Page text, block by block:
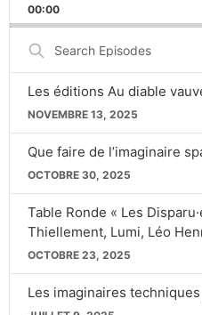
RATE
00:00
Search
Episodes
Les éditions Au diable
NOVEMBRE 13, 2025
Que faire de l’imaginaire
OCTOBRE 30, 2025
Table Ronde « Les
Thiellement, Lumi, Léo
OCTOBRE 23, 2025
Les imaginaires